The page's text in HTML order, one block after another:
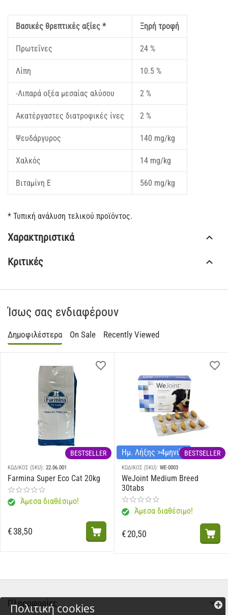
Βασικές θρεπτικές αξίες * Ξηρή τροφή
Πρωτεΐνες 24 %
Λίπη 10.5 %
-Λιπαρά οξέα μεσαίας αλύσου 2 %
Ακατέργαστες διατροφικές ίνες 2 %
Ψευδάργυρος 140 mg/kg
Χαλκός 14 mg/kg
Βιταμίνη Ε 560 mg/kg
* Τυπική ανάλυση τελικού προϊόντος.
Χαρακτηριστικά
Κριτικές
Ίσως σας ενδιαφέρουν
Δημοφιλέστερα On Sale Recently Viewed
BESTSELLER
ΚΩΔΙΚΟΣ (SKU): 22.06.001
Farmina Super Eco Cat 20kg
Άμεσα διαθέσιμο!
€38,50
Ημ. Λήξης >4μηνώνBESTSELLER
ΚΩΔΙΚΟΣ (SKU): WE-0003
WeJoint Medium Breed
30tabs
Άμεσα διαθέσιμο!
€20,50
Πληροφορίες
Πολιτική cookies